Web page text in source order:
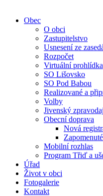
Obec
O obci
Zastupitelstvo
Usnesení ze
Rozpočet
Virtuální prohlídka
SO Lišovsko
SO Pod Babou
Realizované a
Volby
Jivenský zpravodaj
Obecní doprava
Nová
Mobilní rozhlas
Program Třiď a
Úřad
Život v obci
Fotogalerie
Kontakt